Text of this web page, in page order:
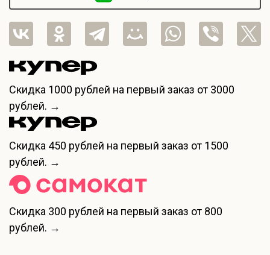
Скидка 1000 рублей на первый заказ от 3000
рублей. →
Скидка 450 рублей на первый заказ от 1500
рублей. →
Скидка 300 рублей на первый заказ от 800
рублей. →